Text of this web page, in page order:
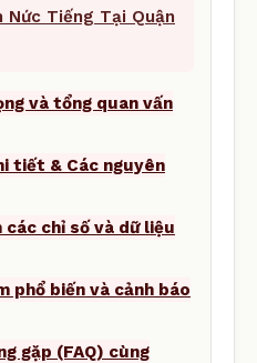
Nức Tiếng Tại Quận
và tổng quan vấn
tiết & Các nguyên
các chỉ số và dữ liệu
phổ biến và cảnh báo
gặp (FAQ) cùng